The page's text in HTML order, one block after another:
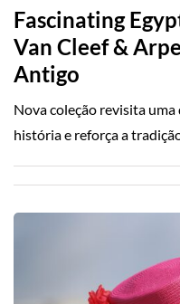
Fascinating
Van Cleef &
Antigo
Nova coleção revisita
história e reforça a